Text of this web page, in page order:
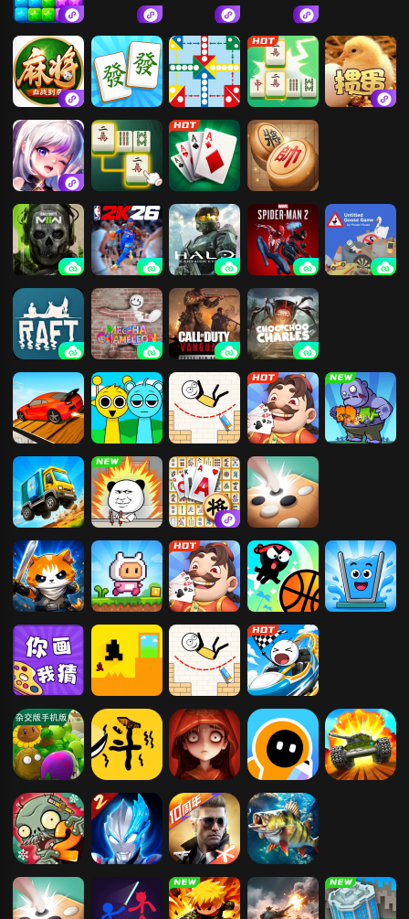
消灭个星星 黑洞吞噬对战 只有一道门2 跳一跳
四川麻将血战
到底
麻将王者-發發 飞行棋 麻将合合乐
萌神战姬 新麻将连连看 纸牌接龙 中国象棋
使命召唤19：
现代战争2
NBA2K26
光环：战役进
化
漫威蜘蛛侠2
木筏求生 超级变色龙
使命召唤18：
先锋
查尔斯小火车
飙飙飞车 节奏盒子
火柴人画线逃
亡
易起斗地主
疯狂赛车 打螺丝我贼溜 挪了个对 五林
智勇大冲关 小红人历险记 易起斗地主 疯狂灌篮
你画我猜 只有一道门
火柴人画线逃
亡
火柴人大冒险
植物大战僵尸
杂交版
赵云与阿斗 超自然行动组 创游世界
植物大战僵尸
2高清版
奥特曼传奇英
雄2
穿越火线：枪
战王者
欢乐钓鱼大师